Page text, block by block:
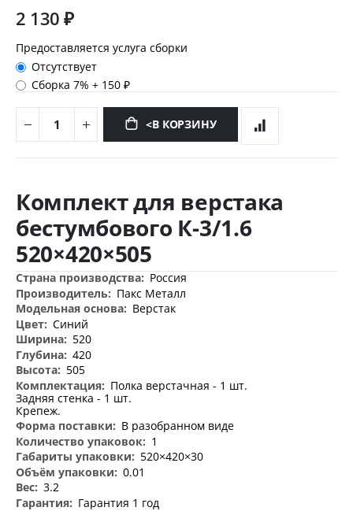
2 130 ₽
Предоставляется услуга сборки
Отсутствует
Сборка 7%+ 150 ₽
<В КОРЗИНУ
к
началу
галереи
изображений
Комплект для верстака
бестумбового К-3/1.6
520×420×505
Дополнительная
информация
Россия
Пакс Металл
Верстак
Синий
520
420
505
Полка верстачная - 1 шт.
Задняя стенка - 1 шт.
Крепеж.
В разобранном виде
1
520×420×30
0.01
3.2
Гарантия 1 год